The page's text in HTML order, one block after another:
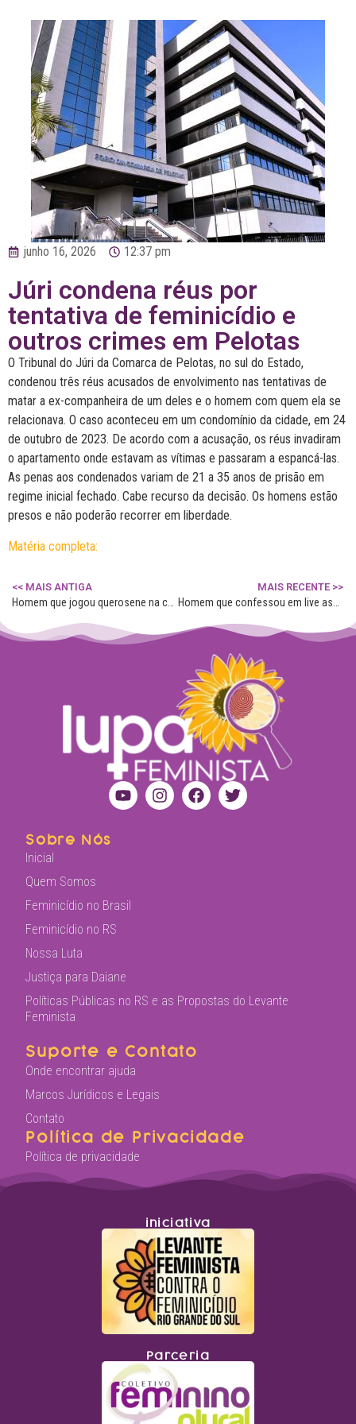
junho 16, 2026 12:37 pm
Júri condena réus por
tentativa de feminicídio e
outros crimes em Pelotas
O Tribunal do Júri da Comarca de Pelotas, no sul do Estado,
condenou três réus acusados de envolvimento nas tentativas de
matar a ex-companheira de um deles e o homem com quem ela se
relacionava. O caso aconteceu em um condomínio da cidade, em 24
de outubro de 2023. De acordo com a acusação, os réus invadiram
o apartamento onde estavam as vítimas e passaram a espancá-las.
As penas aos condenados variam de 21 a 35 anos de prisão em
regime inicial fechado. Cabe recurso da decisão. Os homens estão
presos e não poderão recorrer em liberdade.
Matéria completa:
<< MAIS ANTIGA MAIS RECENTE >>
Sobre Nós
Inicial
Quem Somos
Feminicídio no Brasil
Feminicídio no RS
Nossa Luta
Justiça para Daiane
Políticas Públicas no RS e as Propostas do Levante
Feminista
Suporte e Contato
Onde encontrar ajuda
Marcos Jurídicos e Legais
Contato
Política de Privacidade
Política de privacidade
iniciativa
Parceria